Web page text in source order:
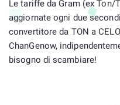
Le tariffe da Gram (ex Ton/
aggiornate ogni due
convertitore da TON a
ChanGenow,
bisogno di scambiare!